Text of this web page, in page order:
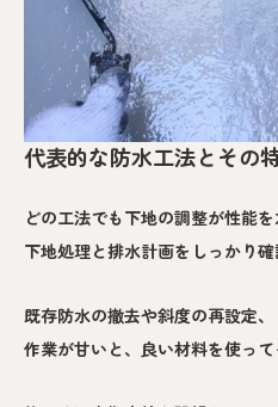
代表的な防水工法とその
どの工法でも下地の調整が性能
下地処理と排水計画をしっかり確
既存防水の撤去や斜度の再設定
作業が甘いと、良い材料を使って